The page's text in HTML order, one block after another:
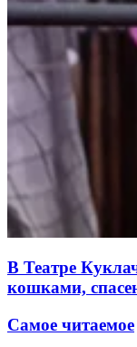
В Театре
кошками,
Самое читаемое